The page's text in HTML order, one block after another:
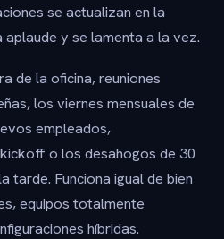
se actualizan en la
y se lamenta a la vez.
de la oficina, reuniones
los viernes mensuales de
empleados,
o los desahogos de 30
tarde. Funciona igual de bien
equipos totalmente
híbridas.